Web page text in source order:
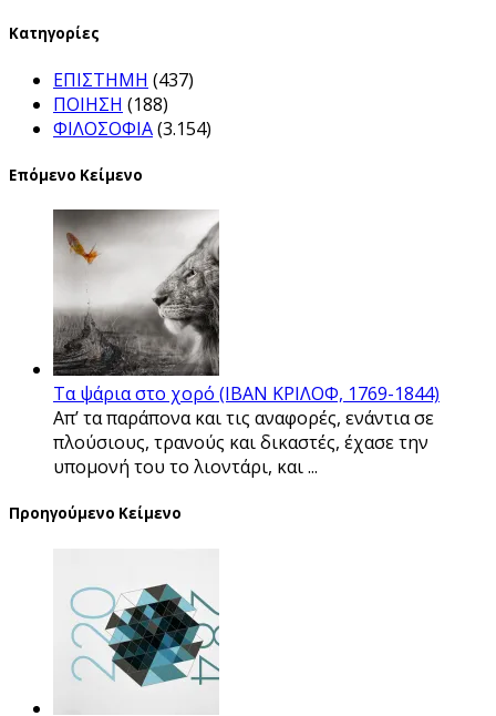
Kατηγορίες
ΕΠΙΣΤΗΜΗ (437)
ΠΟΙΗΣΗ (188)
ΦΙΛΟΣΟΦΙΑ(3.154)
Επόμενο Κείμενο
Τα ψάρια στο χορό (ΙΒΑΝ ΚΡΙΛΟΦ, 1769-1844)
Απ’ τα παράπονα και τις αναφορές, ενάντια σε
πλούσιους, τρανούς και δικαστές, έχασε την
υπομονή του το λιοντάρι, και ...
Προηγούμενο Κείμενο